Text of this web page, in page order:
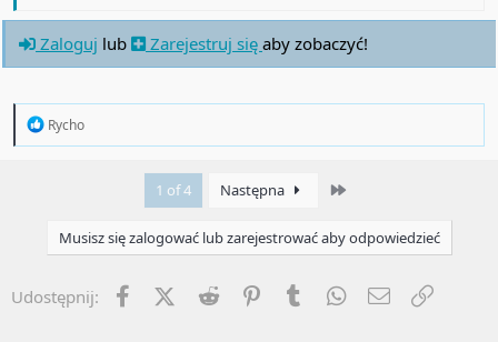
Zaloguj lub Zarejestruj się aby zobaczyć!
R
Rycho
1 of 4 Następna
Musisz się zalogować lub zarejestrować aby odpowiedzieć
Udostępnij: FacebookX (Twitter)
Reddit PinterestTumblr WhatsApp
Email